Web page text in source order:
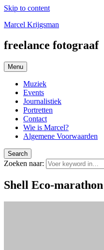
Skip to content
Marcel Krijgsman
freelance fotograaf
Menu
Muziek
Events
Journalistiek
Portretten
Contact
Wie is Marcel?
Algemene Voorwaarden
Search
Zoeken naar:
Shell Eco-